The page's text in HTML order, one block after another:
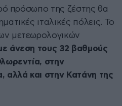
πρόσωπο της ζέστης θα
ιταλικές πόλεις. Το
μετεωρολογικών
άνεση τους 32 βαθμούς
στην
αλλά και στην Κατάνη της